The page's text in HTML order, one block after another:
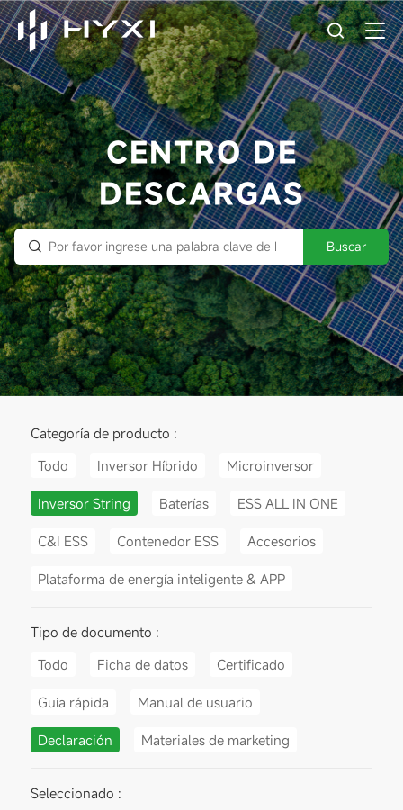
CENTRO DE
DESCARGAS
Buscar
Categoría de producto :
Todo
Inversor Híbrido Microinversor
Inversor String Baterías ESS ALL IN ONE
C&I ESS Contenedor ESS Accesorios
Plataforma de energía inteligente & APP
Tipo de documento :
Todo
Ficha de datos Certificado
Guía rápida Manual de usuario
Declaración Materiales de marketing
Seleccionado :